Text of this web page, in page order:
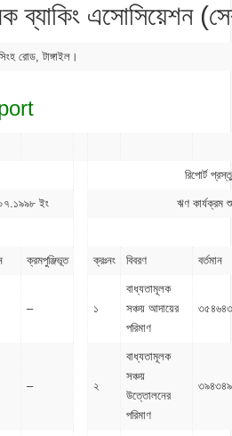
ব্যাকিং এসোসিয়েশন
রোড, টাঙ্গাইল।
রিপোর্ট
ইং ঋণ কার্যক্রম
ক্রমপুঞ্জিভূত ক্রঃনং বিবরণ বর্তমান
– ১
বাধ্যতামূলক
সঞ্চয় আদায়ের
পরিমাণ
– ২
বাধ্যতামূলক
সঞ্চয়
উত্তোলনের
পরিমাণ